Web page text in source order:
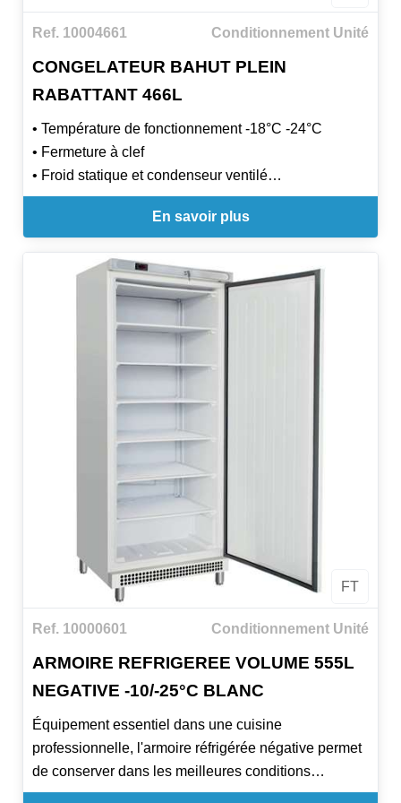
Ref. 10004661 Conditionnement Unité
CONGELATEUR BAHUT PLEIN
RABATTANT 466L
• Température de fonctionnement -18°C -24°C
• Fermeture à clef
• Froid statique et condenseur ventilé
• Gaz réfrigérant R600a
• Carrosserie blanche
• Couvercle plein abattant ou couvercle vitré
• Thermostat mécanique
• Dotation : 1 panier, sauf modèle BD5981F : 2
• Alimentation 230/1/T
En savoir plus
FT
Ref. 10000601 Conditionnement Unité
ARMOIRE REFRIGEREE VOLUME 555L
NEGATIVE -10/-25°C BLANC
Équipement essentiel dans une cuisine
professionnelle, l'armoire réfrigérée négative permet
de conserver dans les meilleures conditions
d'hygiènes, les aliments et les matières premières à